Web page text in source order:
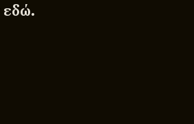
εδώ.